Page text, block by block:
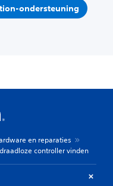
ondersteuning
en reparaties
controller vinden